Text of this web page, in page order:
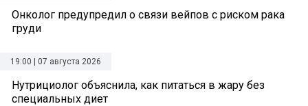
Онколог предупредил о связи вейпов с риском рака
груди
19:00 | 07 августа 2026
Нутрициолог объяснила, как питаться в жару без
специальных диет